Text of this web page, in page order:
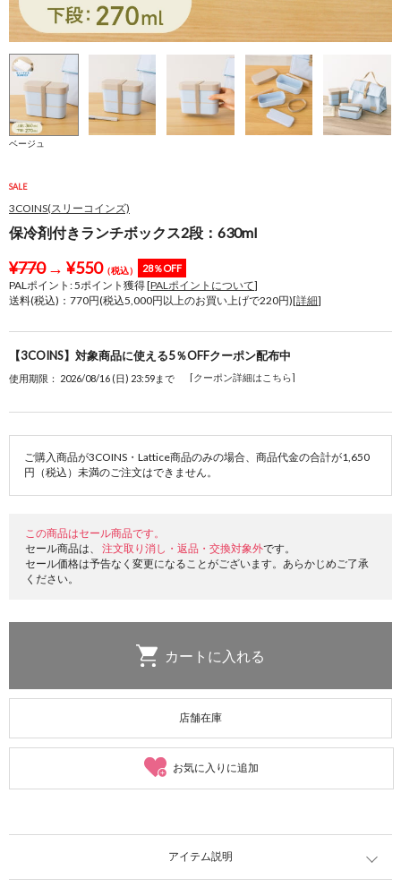
ベージュ
SALE
3COINS(スリーコインズ)
保冷剤付きランチボックス2段：630ml
¥770→ ¥550（税込） 28％OFF
PALポイント:5ポイント獲得 [PALポイントについて]
送料(税込)：770円(税込5,000円以上のお買い上げで220円)[詳細]
【3COINS】対象商品に使える5％OFFクーポン配布中
使用期限： 2026/08/16 (日) 23:59まで [クーポン詳細はこちら]
ご購入商品が3COINS・Lattice商品のみの場合、商品代金の合計が1,650
円（税込）未満のご注文はできません。
この商品はセール商品です。
セール商品は、 注文取り消し・返品・交換対象外です。
セール価格は予告なく変更になることがございます。あらかじめご了承
ください。
店舗在庫
お気に入りに追加
アイテム説明